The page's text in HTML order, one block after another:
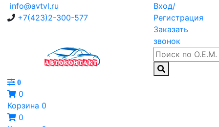
info@avtvl.ru
+7(423)2-300-577
Вход/
Регистрация
Заказать
звонок
0
0
Корзина 0
0